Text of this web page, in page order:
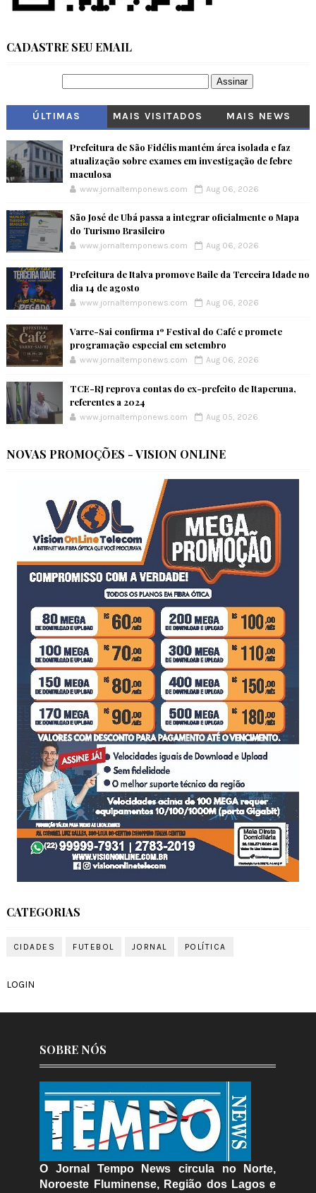
CADASTRE SEU EMAIL
ÚLTIMAS MAIS VISITADOS MAIS NEWS
Prefeitura de São Fidélis mantém área isolada e faz
atualização sobre exames em investigação de febre
maculosa
www.jornaltemponews.com Aug 06, 2026
São José de Ubá passa a integrar oficialmente o Mapa
do Turismo Brasileiro
www.jornaltemponews.com Aug 06, 2026
Prefeitura de Italva promove Baile da Terceira Idade no
dia 14 de agosto
www.jornaltemponews.com Aug 06, 2026
Varre-Sai confirma 1º Festival do Café e promete
programação especial em setembro
www.jornaltemponews.com Aug 06, 2026
TCE-RJ reprova contas do ex-prefeito de Itaperuna,
referentes a 2024
www.jornaltemponews.com Aug 05, 2026
NOVAS PROMOÇÕES - VISION ONLINE
CATEGORIAS
CIDADES FUTEBOL JORNAL POLÍTICA
LOGIN
SOBRE NÓS
O Jornal Tempo News circula no Norte,
Noroeste Fluminense, Região dos Lagos e